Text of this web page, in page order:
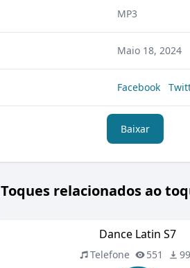
MP3
Maio 18, 2024
Facebook
Baixar
Toques relacionados ao
Dance Latin S7
Telefone 551 99